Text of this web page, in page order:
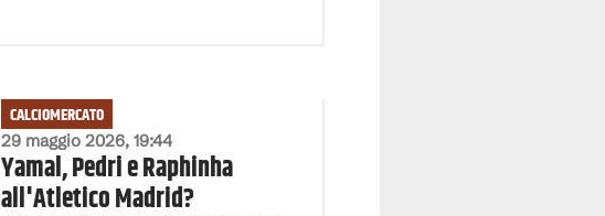
29 maggio 2026, 19:44
CALCIOMERCATO
Yamal, Pedri e Raphinha
all'Atletico Madrid?